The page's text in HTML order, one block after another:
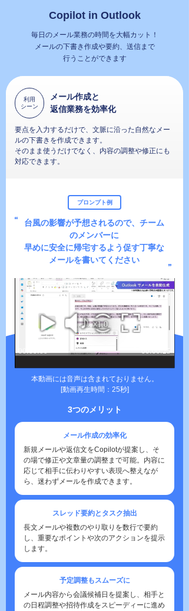
Copilot in Outlook
毎日のメール業務の時間を大幅カット！
メールの下書き作成や要約、送信まで
行うことができます
利用
シーン
メール作成と
返信業務を効率化
要点を入力するだけで、文脈に沿った自然なメー
ルの下書きを作成できます。
そのまま使うだけでなく、内容の調整や修正にも
対応できます。
プロンプト例
台風の影響が予想されるので、チーム
のメンバーに
早めに安全に帰宅するよう促す丁寧な
メールを書いてください
本動画には音声は含まれておりません。
[動画再生時間：25秒]
3つのメリット
メール作成の効率化
新規メールや返信文をCopilotが提案し、そ
の場で修正や文章量の調整まで可能。内容に
応じて相手に伝わりやすい表現へ整えなが
ら、迷わずメールを作成できます。
スレッド要約とタスク抽出
長文メールや複数のやり取りを数行で要約
し、重要なポイントや次のアクションを提示
します。
予定調整もスムーズに
メール内容から会議候補日を提案し、相手と
の日程調整や招待作成をスピーディーに進め